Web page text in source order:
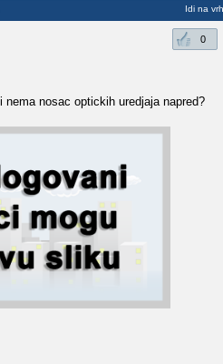
Idi na vrh
0
nosac optickih uredjaja napred?